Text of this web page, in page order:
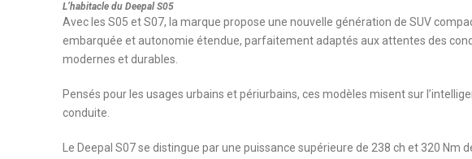
L’habitacle du Deepal S05
Avec les S05 et S07, la marque propose une nouvelle génération de SUV
embarquée et autonomie étendue, parfaitement adaptés aux attentes des
modernes et durables.
Pensés pour les usages urbains et périurbains, ces modèles misent sur
conduite.
Le Deepal S07 se distingue par une puissance supérieure de 238 ch et 320